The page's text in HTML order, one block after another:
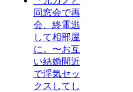
同窓会で再
会、終電逃
して相部屋
に。〜お互
い結婚間近
で浮気セッ
クスしてし